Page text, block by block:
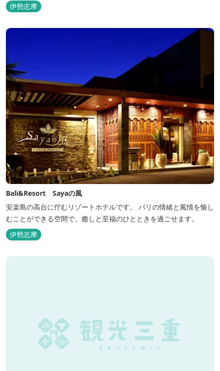
を。 1日1組限定とさせていただいております。 完全にプライベー
トでご利用いただけます。
伊勢志摩
Bali&Resort Sayaの風
安楽島の高台に佇むリゾートホテルです。 バリの情緒と風情を愉し
むことができる空間で、癒しと至福のひとときを過ごせます。
伊勢志摩